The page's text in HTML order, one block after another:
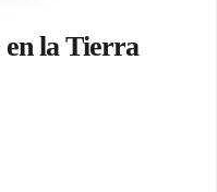
la Tierra